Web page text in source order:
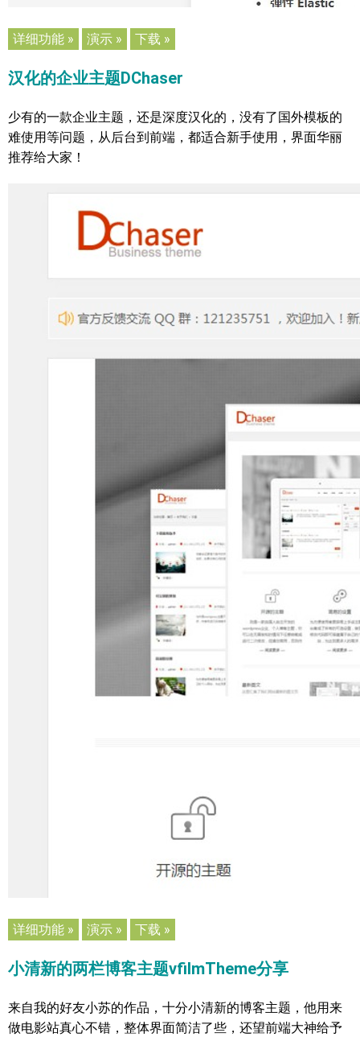
详细功能 » 演示 » 下载 »
汉化的企业主题DChaser
少有的一款企业主题，还是深度汉化的，没有了国外模板的
难使用等问题，从后台到前端，都适合新手使用，界面华丽
推荐给大家！
详细功能 » 演示 » 下载 »
小清新的两栏博客主题vfilmTheme分享
来自我的好友小苏的作品，十分小清新的博客主题，他用来
做电影站真心不错，整体界面简洁了些，还望前端大神给予